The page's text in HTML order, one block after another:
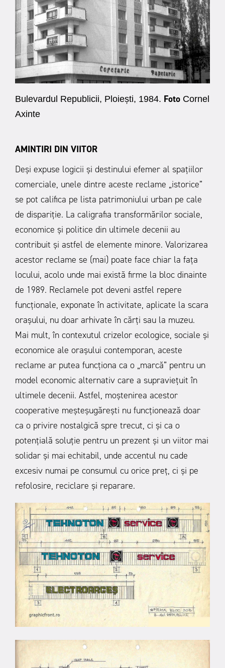
Bulevardul Republicii, Ploiești, 1984. Foto Cornel
Axinte
AMINTIRI DIN VIITOR
Deși expuse logicii și destinului efemer al spațiilor
comerciale, unele dintre aceste reclame „istorice”
se pot califica pe lista patrimoniului urban pe cale
de dispariție. La caligrafia transformărilor sociale,
economice și politice din ultimele decenii au
contribuit și astfel de elemente minore. Valorizarea
acestor reclame se (mai) poate face chiar la fața
locului, acolo unde mai există firme la bloc dinainte
de 1989. Reclamele pot deveni astfel repere
funcționale, exponate în activitate, aplicate la scara
orașului, nu doar arhivate în cărți sau la muzeu.
Mai mult, în contexutul crizelor ecologice, sociale și
economice ale orașului contemporan, aceste
reclame ar putea funcționa ca o „marcă” pentru un
model economic alternativ care a supraviețuit în
ultimele decenii. Astfel, moștenirea acestor
cooperative meșteșugărești nu funcționează doar
ca o privire nostalgică spre trecut, ci și ca o
potențială soluție pentru un prezent și un viitor mai
solidar și mai echitabil, unde accentul nu cade
excesiv numai pe consumul cu orice preț, ci și pe
refolosire, reciclare și reparare.